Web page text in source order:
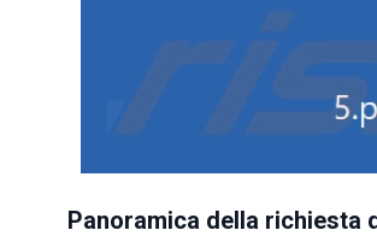
Panoramica della richiesta